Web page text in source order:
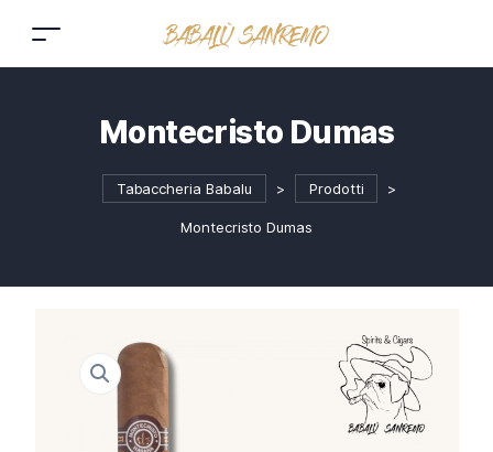
Montecristo Dumas
Tabaccheria Babalu > Prodotti >
Montecristo Dumas